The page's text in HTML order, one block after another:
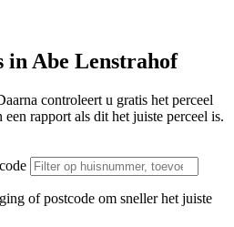
in Abe Lenstrahof
controleert u gratis het perceel
rapport als dit het juiste perceel is.
of postcode om sneller het juiste